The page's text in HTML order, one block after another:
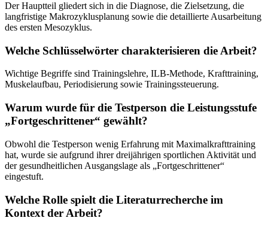
Der Hauptteil gliedert sich in die Diagnose, die Zielsetzung, die
langfristige Makrozyklusplanung sowie die detaillierte Ausarbeitung
des ersten Mesozyklus.
Welche Schlüsselwörter charakterisieren die Arbeit?
Wichtige Begriffe sind Trainingslehre, ILB-Methode, Krafttraining,
Muskelaufbau, Periodisierung sowie Trainingssteuerung.
Warum wurde für die Testperson die Leistungsstufe
„Fortgeschrittener“ gewählt?
Obwohl die Testperson wenig Erfahrung mit Maximalkrafttraining
hat, wurde sie aufgrund ihrer dreijährigen sportlichen Aktivität und
der gesundheitlichen Ausgangslage als „Fortgeschrittener“
eingestuft.
Welche Rolle spielt die Literaturrecherche im
Kontext der Arbeit?